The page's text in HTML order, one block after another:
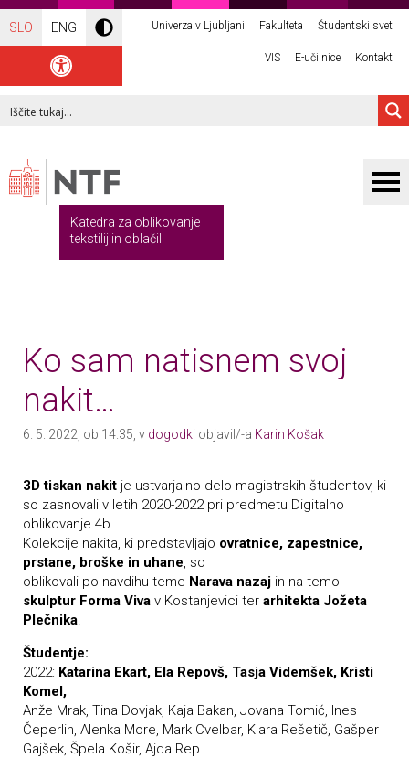
SLO ENG Univerza v Ljubljani Fakulteta Študentski svet
VIS E-učilnice Kontakt
Katedra za oblikovanje
tekstilij in oblačil
Ko sam natisnem svoj
nakit…
6. 5. 2022, ob 14.35, v dogodki objavil/-a Karin Košak
3D tiskan nakit je ustvarjalno delo magistrskih študentov, ki
so zasnovali v letih 2020-2022 pri predmetu Digitalno
oblikovanje 4b.
Kolekcije nakita, ki predstavljajo ovratnice, zapestnice,
prstane, broške in uhane, so
oblikovali po navdihu teme Narava nazaj in na temo
skulptur Forma Viva v Kostanjevici ter arhitekta Jožeta
Plečnika.
Študentje:
2022: Katarina Ekart, Ela Repovš, Tasja Videmšek, Kristi
Komel,
Anže Mrak, Tina Dovjak, Kaja Bakan, Jovana Tomić, Ines
Čeperlin, Alenka More, Mark Cvelbar, Klara Rešetič, Gašper
Gajšek, Špela Košir, Ajda Rep